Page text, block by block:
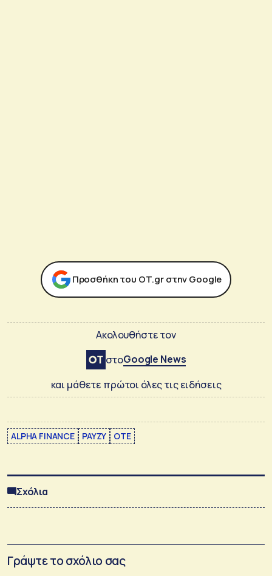
Προσθήκη του ΟΤ.gr στην Google
Ακολουθήστε τον
στοGoogle News
και μάθετε πρώτοι όλες τις ειδήσεις
ALPHA FINANCE PAYZY ΟΤΕ
Σχόλια
Γράψτε το σχόλιο σας